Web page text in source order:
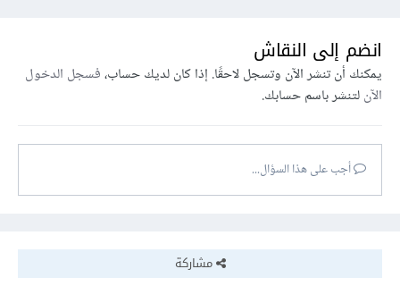
انضم إلى النقاش
يمكنك أن تنشر الآن وتسجل لاحقًا. إذا كان لديك حساب،فسجل الدخول
الآنلتنشر باسم حسابك.
أجب على هذا السؤال...
مشاركة